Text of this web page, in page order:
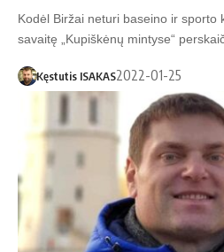
Kodėl Biržai neturi baseino ir sporto
savaitę „Kupiškėnų mintyse“
Kęstutis ISAKAS2022-01-25